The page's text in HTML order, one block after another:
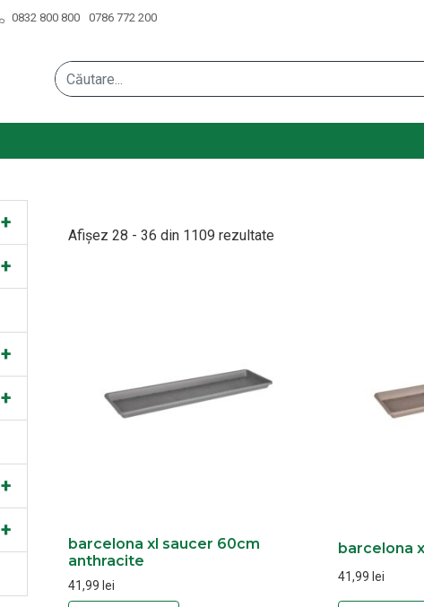
0832 800 800 0786 772 200
+
+
+
+
+
+
Afișez 28 - 36 din 1109 rezultate
barcelona xl saucer 60cm
anthracite
41,99 lei
barcelona
41,99 lei